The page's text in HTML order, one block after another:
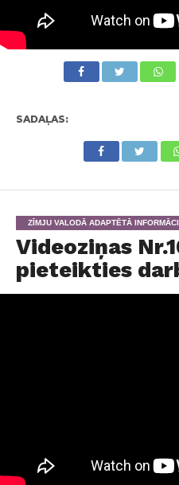
SADAĻAS:
ZĪMJU VALODĀ ADAPTĒTĀ
Videoziņas
pieteikties